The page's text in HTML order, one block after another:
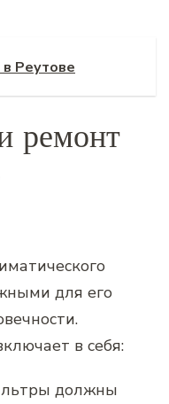
Реутове
ремонт
для его
в себя:
должны